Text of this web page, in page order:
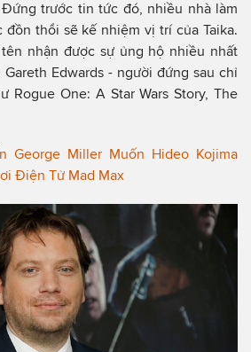
trước tin tức đó, nhiều nhà làm
đồn thổi sẽ kế nhiệm vị trí của Taika.
nhận được sự ủng hộ nhiều nhất
Edwards - người đứng sau chỉ
Rogue One: A Star Wars Story, The
George Miller Muốn Hideo Kojima
Điện Tử Mad Max